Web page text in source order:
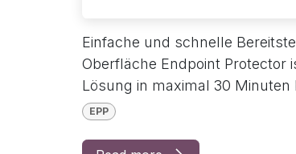
Einfache und schnelle
Oberfläche Endpoint Protector
Lösung in maximal 30 Minuten
EPP